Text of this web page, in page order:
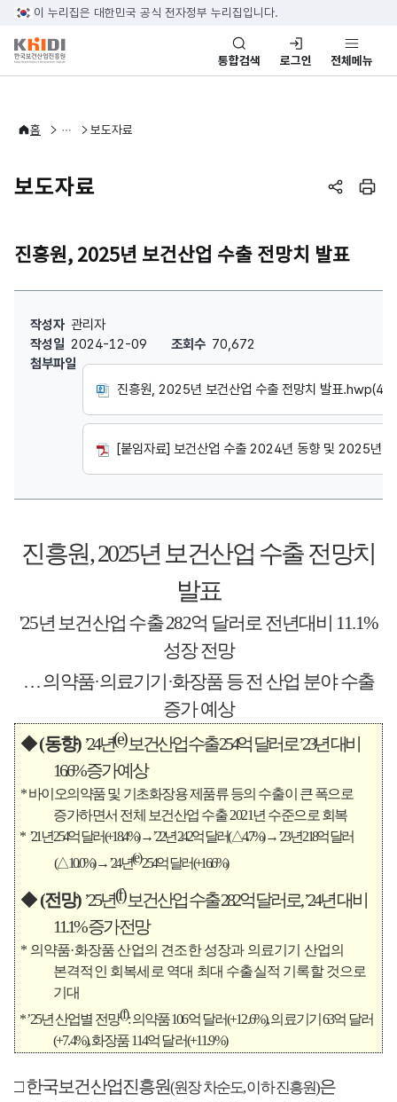
본문 바로가기
이 누리집은 대한민국 공식 전자정부 누리집입니다.
통합검색 로그인 전체메뉴
홈
알림·소식 보도자료
보도자료 페이지 공
페이
진흥원, 2025년 보건산업 수출 전망치 발표
진흥원, 2025년 보건산업 수출 전망치 발표 : 작성자, 작성일, 조회수,
작성자 관리자
작성일 2024-12-09 조회수 70,672
첨부파일
진흥원, 2025년 보건산업 수출 전망치 발표
[붙임자료] 보건산업 수출 2024년 동향 및 2025년
진흥원, 2025년 보건산업 수출 전망치
발표
'25년 보건산업 수출282억 달러로 전년대비 11.1%
성장 전망
…의약품·의료기기·화장품 등 전 산업 분야 수출
증가 예상
◆(동향)’24년(e) 보건산업 수출254억 달러로’23년 대비
16.6%증가 예상
*바이오의약품 및 기초화장용 제품류 등의 수출이 큰 폭으로
증가하면서 전체 보건산업 수출2021년 수준으로 회복
* ’21년254억 달러(+18.4%)→’22년242억 달러(△4.7%)→’23년218억 달러
(△10.0%)→’24년(e)254억 달러(+16.6%)
◆ (전망) ’25년(f) 보건산업 수출282억 달러로, ’24년 대비
11.1%증가 전망
* 의약품·화장품 산업의 견조한 성장과 의료기기 산업의
본격적인 회복세로 역대 최대 수출실적 기록할 것으로
기대
* ’25년 산업별 전망(f):의약품106억 달러(+12.6%),의료기기63억 달러
(+7.4%),화장품114억 달러(+11.9%)
□한국보건산업진흥원(원장 차순도,이하 진흥원)은